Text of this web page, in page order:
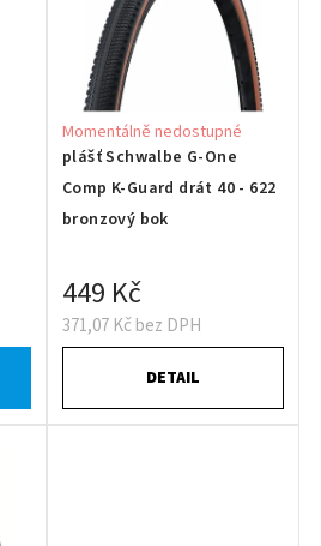
plášť Schwalbe G-One
Comp K-Guard drát 40 - 622
bronzový bok
Momentálně nedostupné
371,07 Kč bez DPH
449 Kč
DETAIL